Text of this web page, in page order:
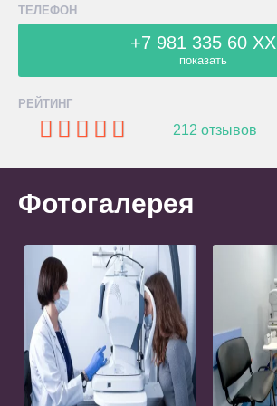
ТЕЛЕФОН
показать
+7 981 335 60 XX
РЕЙТИНГ
212 отзывов
Фотогалерея